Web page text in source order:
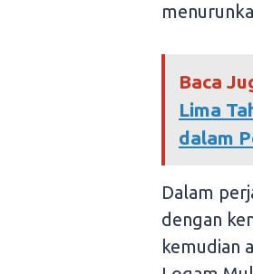
Baca
Lima
dalam
Dalam
dengan
kemudian